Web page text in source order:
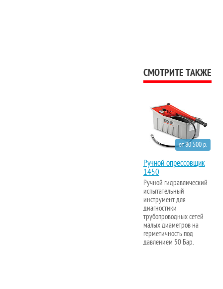
СМОТРИТЕ ТАКЖЕ
Ручной опрессовщик
1450
от 80 500 р.
Ручной гидравлический
испытательный
инструмент для
диагностики
трубопроводных сетей
малых диаметров на
герметичность под
давлением 50 Бар.